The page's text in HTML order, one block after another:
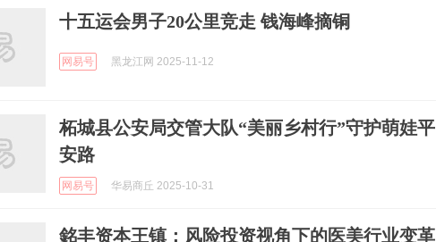
十五运会男子20公里竞走 钱海峰摘铜
网易号 黑龙江网 2025-11-12
柘城县公安局交管大队“美丽乡村行”守护萌娃平
安路
网易号 华易商丘 2025-10-31
銘丰资本王镇：风险投资视角下的医美行业变革